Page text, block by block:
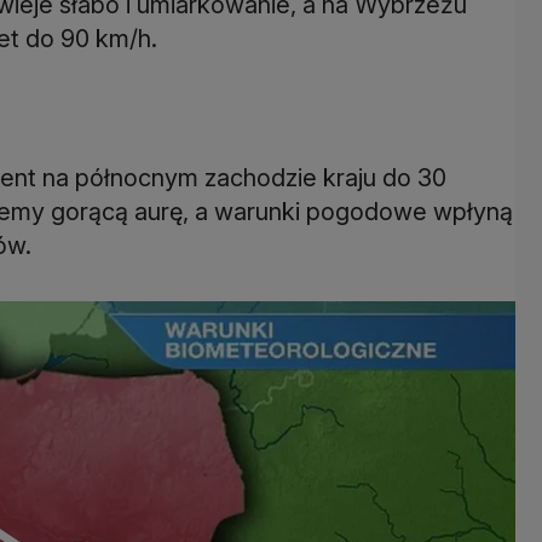
do 90 km/h.
na północnym zachodzie kraju do 30
gorącą aurę, a warunki pogodowe wpłyną